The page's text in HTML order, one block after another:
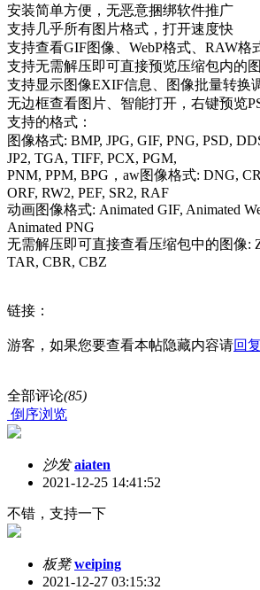
安装简单方便，无恶意捆绑软件推广
支持几乎所有图片格式，打开速度快
支持查看GIF图像、WebP格式、RAW格
支持无需解压即可直接预览压缩包内的
支持显示图像EXIF信息、图像批量转换
无边框查看图片、智能打开，右键预览
支持的格式：
图像格式: BMP, JPG, GIF, PNG, PSD,
JP2, TGA, TIFF, PCX, PGM,
PNM, PPM, BPG，aw图像格式: DNG,
ORF, RW2, PEF, SR2, RAF
动画图像格式: Animated GIF, Animated
Animated PNG
无需解压即可直接查看压缩包中的图像:
TAR, CBR, CBZ
链接：
游客，如果您要查看本帖隐藏内容请回复
全部评论(85)
倒序浏览
沙发 aiaten
2021-12-25 14:41:52
不错，支持一下
板凳 weiping
2021-12-27 03:15:32